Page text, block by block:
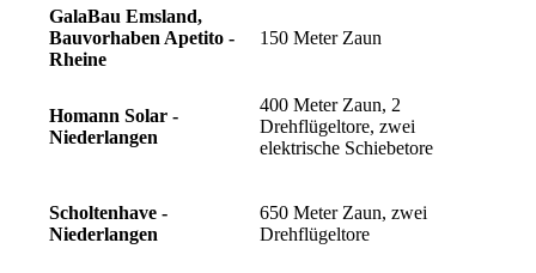
GalaBau Emsland,
Bauvorhaben Apetito -
Rheine
150 Meter Zaun
Homann Solar -
Niederlangen
400 Meter Zaun, 2
Drehflügeltore, zwei
elektrische Schiebetore
Scholtenhave -
Niederlangen
650 Meter Zaun, zwei
Drehflügeltore